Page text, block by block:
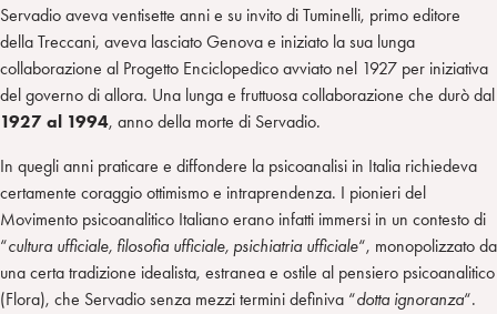
Servadio aveva ventisette anni e su invito di Tuminelli, primo editore
della Treccani, aveva lasciato Genova e iniziato la sua lunga
collaborazione al Progetto Enciclopedico avviato nel 1927 per iniziativa
del governo di allora. Una lunga e fruttuosa collaborazione che durò dal
1927 al 1994, anno della morte di Servadio.
In quegli anni praticare e diffondere la psicoanalisi in Italia richiedeva
certamente coraggio ottimismo e intraprendenza. I pionieri del
Movimento psicoanalitico Italiano erano infatti immersi in un contesto di
“cultura ufficiale, filosofia ufficiale, psichiatria ufficiale“, monopolizzato da
una certa tradizione idealista, estranea e ostile al pensiero psicoanalitico
(Flora), che Servadio senza mezzi termini definiva “dotta ignoranza“.